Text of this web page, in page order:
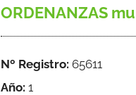
ORDENANZAS
Nº Registro: 65611
Año: 1